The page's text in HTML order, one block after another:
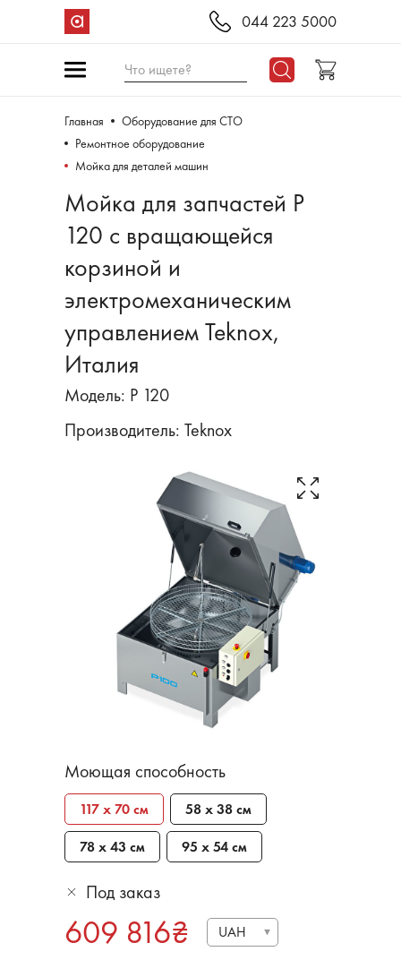
044 223 5000
Что ищете?
Главная
Оборудование для СТО
Ремонтное оборудование
Мойка для деталей машин
Мойка для запчастей P
120 с вращающейся
корзиной и
электромеханическим
управлением Teknox,
Италия
Модель: P 120
Производитель: Teknox
Моющая способность
117 х 70 см
58 х 38 см
78 х 43 см
95 х 54 см
Под заказ
609 816₴ UAH